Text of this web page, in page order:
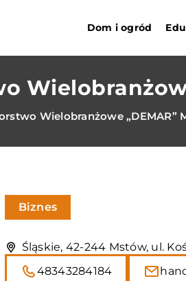
Dom i ogród
Wielobranżowe „DEMAR”
Biznes
Śląskie, 42-244 Mstów, ul.
48343284184